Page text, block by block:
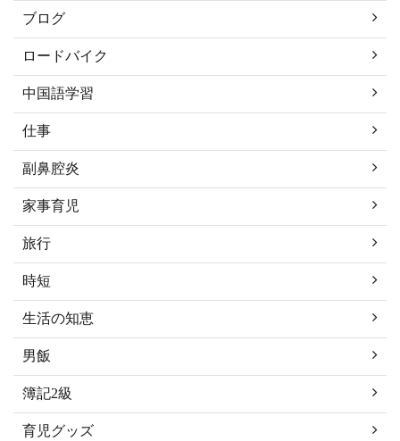
ブログ
ロードバイク
中国語学習
仕事
副鼻腔炎
家事育児
旅行
時短
生活の知恵
男飯
簿記2級
育児グッズ